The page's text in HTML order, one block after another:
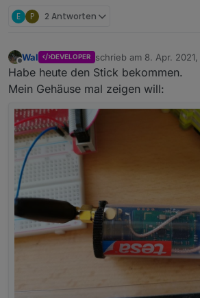
E P 2 Antworten
Offline
Wal DEVELOPER schrieb am 8. Apr. 2021,
zuletzt editiert von
Habe heute den Stick bekommen.
Mein Gehäuse mal zeigen will: